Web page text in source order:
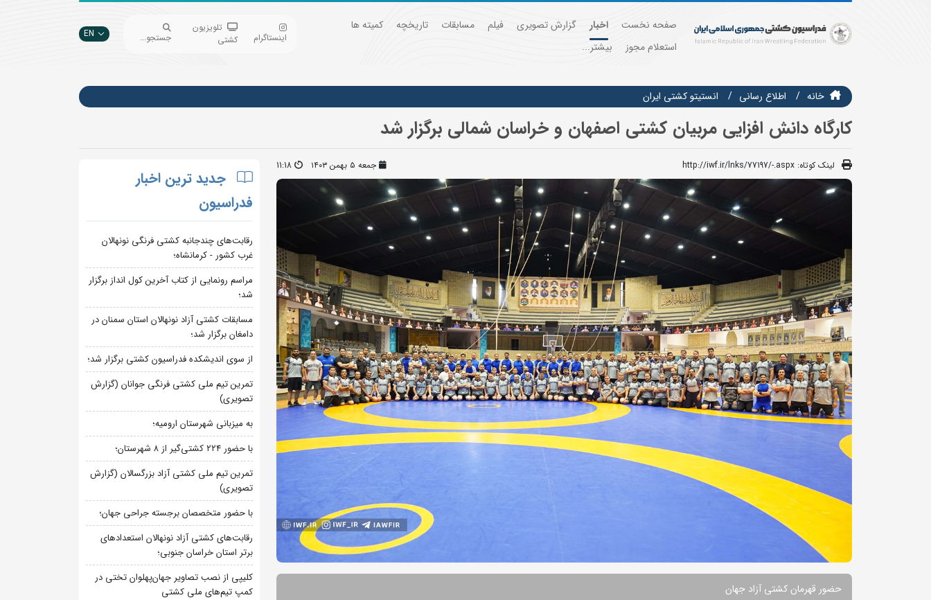
صفحه نخست اخبار گزارش تصویری فیلم مسابقات تاریخچه
کمیته ها
استعلام مجوز
بیشتر...
اینستاگرام
تلویزیون
کشتی
جستجو... EN
خانه اطلاع رسانی انستيتو كشتي ايران
کارگاه دانش افزایی مربیان کشتی اصفهان و خراسان شمالی برگزار شد
لینک کوتاه: http://iwf.ir/lnks/77197/-.aspx جمعه ۵ بهمن ۱۴۰۳ 11:18
حضور قهرمان کشتی آزاد جهان
جدید ترین اخبار
فدراسیون
رقابت‌های چندجانبه کشتی فرنگی نونهالان
غرب کشور - کرمانشاه؛
مراسم رونمایی از کتاب آخرین کول انداز برگزار
شد؛
مسابقات کشتی آزاد نونهالان استان سمنان در
دامغان برگزار شد؛
از سوی اندیشکده فدراسیون کشتی برگزار شد؛
تمرین تیم ملی کشتی فرنگی جوانان (گزارش
تصویری)
به میزبانی شهرستان ارومیه؛
با حضور ۲۲۴ کشتی‌گیر از ۸ شهرستان؛
تمرین تیم ملی کشتی آزاد بزرگسالان (گزارش
تصویری)
با حضور متخصصان برجسته جراحی جهان؛
رقابت‌های کشتی آزاد نونهالان استعدادهای
برتر استان خراسان جنوبی؛
کلیپی از نصب تصاویر جهان‌پهلوان تختی در
کمپ تیم‌های ملی کشتی